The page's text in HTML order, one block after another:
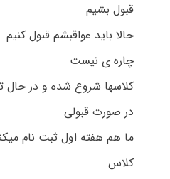
قبول بشیم
حالا باید عواقبشم قبول کنیم
چاره ی نیست
کلاسها شروع شده و در
در صورت قبولی
ما هم هفته اول ثبت نام
کلاس